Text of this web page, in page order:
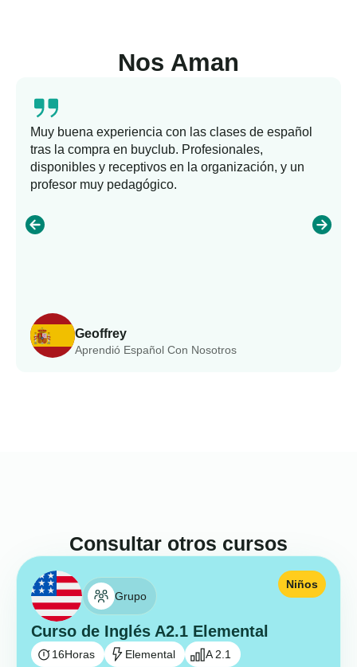
Nos Aman
Geoffrey
Aprendió Español Con Nosotros
Muy buena experiencia con las clases de español
tras la compra en buyclub. Profesionales,
disponibles y receptivos en la organización, y un
profesor muy pedagógico.
Consultar otros cursos
Grupo
Curso de Inglés A2.1 Elemental
Niños
16Horas Elemental A 2.1